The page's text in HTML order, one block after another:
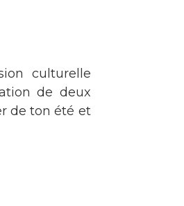
culturelle
de deux
de ton été et